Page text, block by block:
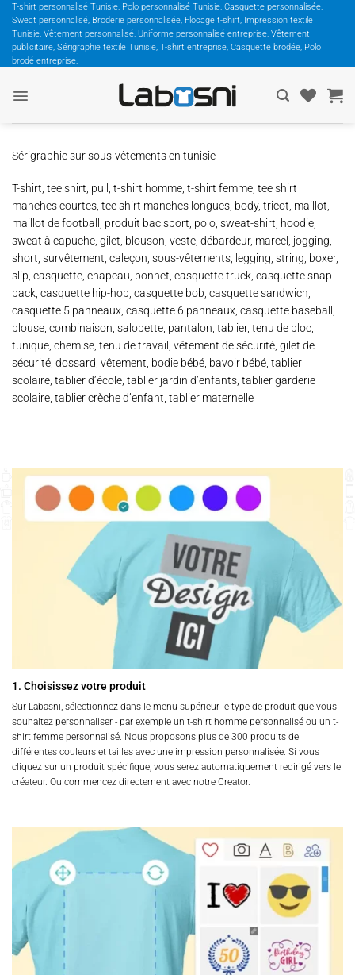
Passer
contenu
T-shirt personnalisé Tunisie, Polo personnalisé Tunisie, Casquette personnalisée,
Sweat personnalisé, Broderie personnalisée, Flocage t-shirt, Impression textile
Tunisie, Vêtement personnalisé, Uniforme personnalisé entreprise, Vêtement
publicitaire, Sérigraphie textile Tunisie, T-shirt entreprise, Casquette brodée, Polo
brodé entreprise,
Sérigraphie sur sous-vêtements en tunisie
T-shirt, tee shirt, pull, t-shirt homme, t-shirt femme, tee shirt
manches courtes, tee shirt manches longues, body, tricot, maillot,
maillot de football, produit bac sport, polo, sweat-shirt, hoodie,
sweat à capuche, gilet, blouson, veste, débardeur, marcel, jogging,
short, survêtement, caleçon, sous-vêtements, legging, string, boxer,
slip, casquette, chapeau, bonnet, casquette truck, casquette snap
back, casquette hip-hop, casquette bob, casquette sandwich,
casquette 5 panneaux, casquette 6 panneaux, casquette baseball,
blouse, combinaison, salopette, pantalon, tablier, tenu de bloc,
tunique, chemise, tenu de travail, vêtement de sécurité, gilet de
sécurité, dossard, vêtement, bodie bébé, bavoir bébé, tablier
scolaire, tablier d’école, tablier jardin d’enfants, tablier garderie
scolaire, tablier crèche d’enfant, tablier maternelle
1. Choisissez votre produit
Sur Labasni, sélectionnez dans le menu supérieur le type de produit que vous
souhaitez personnaliser - par exemple un t-shirt homme personnalisé ou un t-
shirt femme personnalisé. Nous proposons plus de 300 produits de
différentes couleurs et tailles avec une impression personnalisée. Si vous
cliquez sur un produit spécifique, vous serez automatiquement redirigé vers le
créateur. Ou commencez directement avec notre Creator.